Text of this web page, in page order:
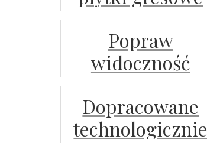
wyglądem betonu
Popraw
widoczność
sieci
Dopracowane
technologicznie